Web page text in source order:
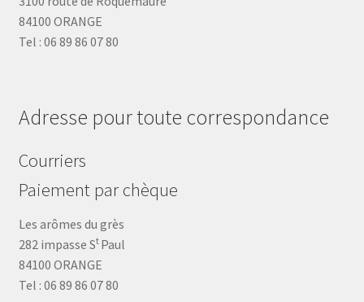
84100 ORANGE
Tel : 06 89 86 07 80
Adresse pour toute correspondance
Courriers
Paiement par chèque
Les arômes du grès
282 impasse St Paul
84100 ORANGE
Tel : 06 89 86 07 80